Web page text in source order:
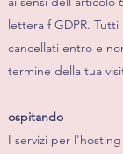
lettera f GDPR.
cancellati entro e
termine della tua
ospitando
I servizi per